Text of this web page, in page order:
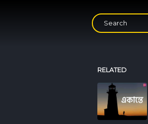
RELATED